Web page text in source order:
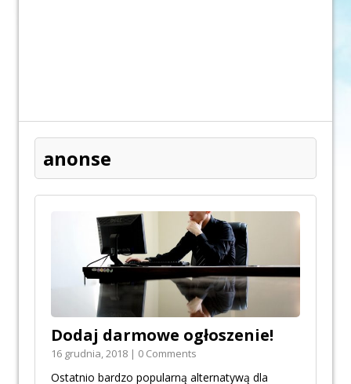
anonse
Dodaj darmowe ogłoszenie!
16 grudnia, 2018 | 0 Comments
Ostatnio bardzo popularną alternatywą dla